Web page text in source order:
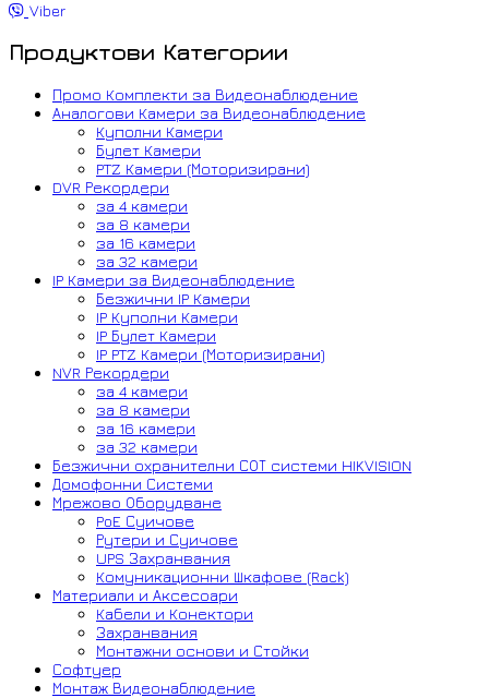
Viber
Продуктови Категории
Промо Комплекти за Видеонаблюдение
Аналогови Камери за Видеонаблюдение
Куполни Камери
Булет Камери
PTZ Камери (Моторизирани)
DVR Рекордери
за 4 камери
за 8 камери
за 16 камери
за 32 камери
IP Камери за Видеонаблюдение
Безжични IP Камери
IP Куполни Камери
IP Булет Камери
IP PTZ Камери (Моторизирани)
NVR Рекордери
за 4 камери
за 8 камери
за 16 камери
за 32 камери
Безжични охранителни СОТ системи HIKVISION
Домофонни Системи
Мрежово Оборудване
PoE Суичове
Рутери и Суичове
UPS Захранвания
Комуникационни Шкафове (Rack)
Материали и Аксесоари
Кабели и Конектори
Захранвания
Монтажни основи и Стойки
Софтуер
Монтаж Видеонаблюдение